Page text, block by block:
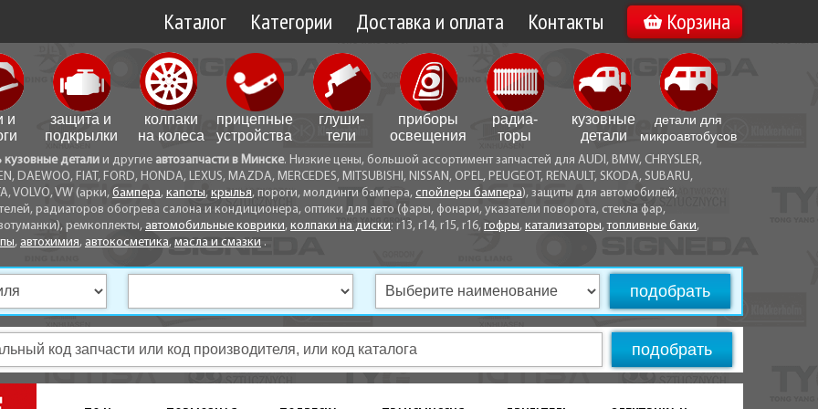
Каталог Категории Доставка и оплата
Доставка по Минску
Доставка по Беларуси
Самовывоз
Способы оплаты
Контакты
Вакансии
Корзина
и
защита и
подкрылки
колпаки
на колеса
прицепные
устройства
глуши­
тели
приборы
освещения
радиа­
торы
кузовные
детали
детали для
микро­автобусов
кузовные детали и другие автозапчасти в Минске. Низкие цены, большой ассортимент запчастей для AUDI, BMW, CHRYSLER,
DAEWOO, FIAT, FORD, HONDA, LEXUS, MAZDA, MERCEDES, MITSUBISHI, NISSAN, OPEL, PEUGEOT, RENAULT, SKODA, SUBARU,
VOLVO, VW (арки, бампера, капоты, крылья, пороги, молдинги бампера, спойлеры бампера), защиты для автомобилей,
радиаторов обогрева салона и кондиционера, оптики для авто (фары, фонари, указатели поворота, стекла фар,
ремкоплекты, автомобильные коврики, колпаки на диски: r13, r14, r15, r16, гофры, катализаторы,топливные баки,
, автохимия, автокосметика, масла и смазки .